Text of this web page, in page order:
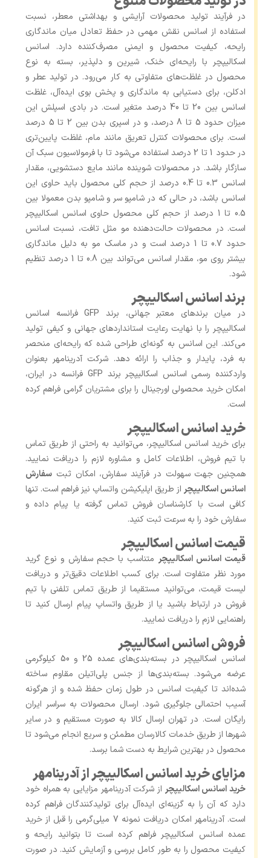
در فرآیند تولید محصولات آرایشی و بهداشتی معطر، نسبت
استفاده از اسانس نقش مهمی در حفظ تعادل میان ماندگاری
رایحه، کیفیت محصول و ایمنی مصرف‌کننده دارد. اسانس
اسکالیپچر با رایحه‌ای خنک، شیرین و دلپذیر، بسته به نوع
محصول در غلظت‌های متفاوتی به ‌کار می‌رود. در تولید عطر و
ادکلن، برای دستیابی به ماندگاری و پخش بوی ایده‌آل، غلظت
اسانس بین 20 تا 40 درصد متغیر است. در بادی اسپلش این
میزان حدود 5 تا 8 درصد، و در اسپری بدن بین 2 تا 5 درصد
است. برای محصولات کنترل تعریق مانند مام، غلظت پایین‌تری
در حدود 1 تا 2 درصد استفاده می‌شود تا با فرمولاسیون سبک آن
سازگار باشد. در محصولات شوینده مانند مایع دستشویی، مقدار
اسانس 0.3 تا 0.4 درصد از حجم کلی محصول باید حاوی این
اسانس باشد، در حالی که در شامپو سر و شامپو بدن معمولا بین
0.5 تا 1 درصد از حجم کلی محصول حاوی اسانس اسکالیپچر
است. در محصولات حالت‌دهنده مو مثل تافت، نسبت اسانس
حدود 0.7 تا 1 درصد است و در ماسک مو به‌ دلیل ماندگاری
بیشتر روی مو، مقدار اسانس می‌تواند بین 0.8 تا 1 درصد تنظیم
شود.
برند اسانس اسکالیپچر
در میان برندهای معتبر جهانی، برند GFP فرانسه اسانس
اسکالیپچر را با نهایت رعایت استانداردهای جهانی و کیفی تولید
می‌کند. این اسانس به گونه‌ای طراحی شده که رایحه‌ای منحصر
به فرد، پایدار و جذاب را ارائه دهد. شرکت آدرینامهر بعنوان
واردکننده رسمی اسانس اسکالیپچر برند GFP فرانسه در ایران،
امکان خرید محصولی اورجینال را برای مشتریان گرامی فراهم کرده
است.
خرید اسانس اسکالیپچر
برای خرید اسانس اسکالیپچر، می‌توانید به راحتی از طریق تماس
با تیم فروش، اطلاعات کامل و مشاوره لازم را دریافت نمایید.
همچنین جهت سهولت در فرآیند سفارش، امکان ثبت سفارش
اسانس اسکالیپچراز طریق اپلیکیشن واتساپ نیز فراهم است. تنها
کافی است با کارشناسان فروش تماس گرفته یا پیام داده و
سفارش خود را به سرعت ثبت کنید.
قیمت اسانس اسکالیپچر
قیمت اسانس اسکالیپچرمتناسب با حجم سفارش و نوع گرید
مورد نظر متفاوت است. برای کسب اطلاعات دقیق‌تر و دریافت
لیست قیمت، می‌توانید مستقیما از طریق تماس تلفنی با تیم
فروش در ارتباط باشید یا از طریق واتساپ پیام ارسال کنید تا
راهنمایی لازم را دریافت نمایید.
فروش اسانس اسکالیپچر
اسانس اسکالیپچر در بسته‌بندی‌های عمده 25 و 50 کیلوگرمی
عرضه می‌شود. بسته‌بندی‌ها از جنس پلی‌اتیلن مقاوم ساخته
شده‌اند تا کیفیت اسانس در طول زمان حفظ شده و از هرگونه
آسیب احتمالی جلوگیری شود. ارسال محصولات به سراسر ایران
رایگان است. در تهران ارسال کالا به صورت مستقیم و در سایر
شهرها از طریق خدمات کالارسان مطمئن و سریع انجام می‌شود تا
محصول در بهترین شرایط به دست شما برسد.
مزایای خرید اسانس اسکالیپچر از آدرینامهر
خرید اسانس اسکالیپچراز شرکت آدرینامهر مزایایی به همراه خود
دارد که آن را به گزینه‌ای ایده‌آل برای تولیدکنندگان فراهم کرده
است. آدرینامهر امکان دریافت نمونه 7 میلی‌گرمی را قبل از خرید
عمده اسانس اسکالیپچر فراهم کرده است تا بتوانید رایحه و
کیفیت محصول را به طور کامل بررسی و آزمایش کنید. در صورت